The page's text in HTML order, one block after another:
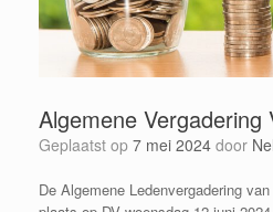
Algemene Vergadering
Geplaatst op 7 mei 2024 door
De Algemene Ledenvergadering